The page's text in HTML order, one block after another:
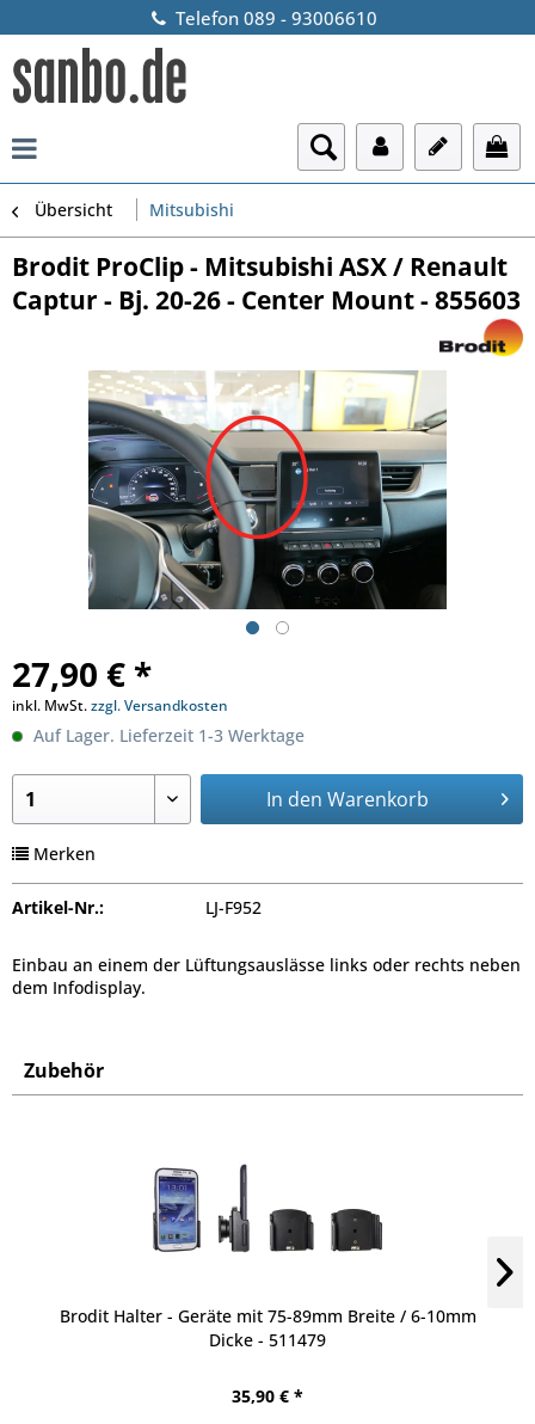
Telefon 089 - 93006610
Übersicht Mitsubishi
Brodit ProClip - Mitsubishi ASX / Renault
Captur - Bj. 20-26 - Center Mount - 855603
27,90 € *
inkl. MwSt.zzgl. Versandkosten
Auf Lager. Lieferzeit 1-3 Werktage
In den Warenkorb
Merken
Artikel-Nr.: LJ-F952
Einbau an einem der Lüftungsauslässe links oder rechts neben
dem Infodisplay.
Zubehör
Brodit Halter - Geräte mit 75-89mm Breite / 6-10mm
Dicke - 511479
35,90 € *